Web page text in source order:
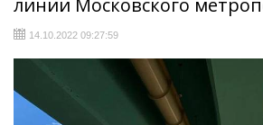
линии Московского
14.10.2022 09:27:59